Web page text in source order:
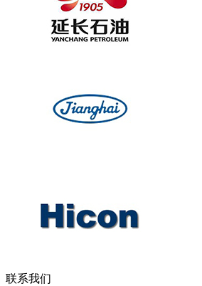
联系我们